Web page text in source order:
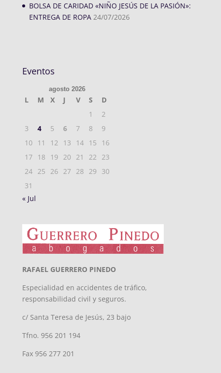
BOLSA DE CARIDAD «NIÑO JESÚS DE LA PASIÓN»:
ENTREGA DE ROPA 24/07/2026
Eventos
agosto 2026
L M X J V S
D
1
2
3
4 5 6 7 8
9
10
11 12 13 14 15
16
17
18 19 20 21 22
23
24 25 26 27 28 29
30
31
« Jul
RAFAEL GUERRERO PINEDO
Especialidad en accidentes de tráfico,
responsabilidad civil y seguros.
c/ Santa Teresa de Jesús, 23 bajo
Tfno. 956 201 194
Fax 956 277 201